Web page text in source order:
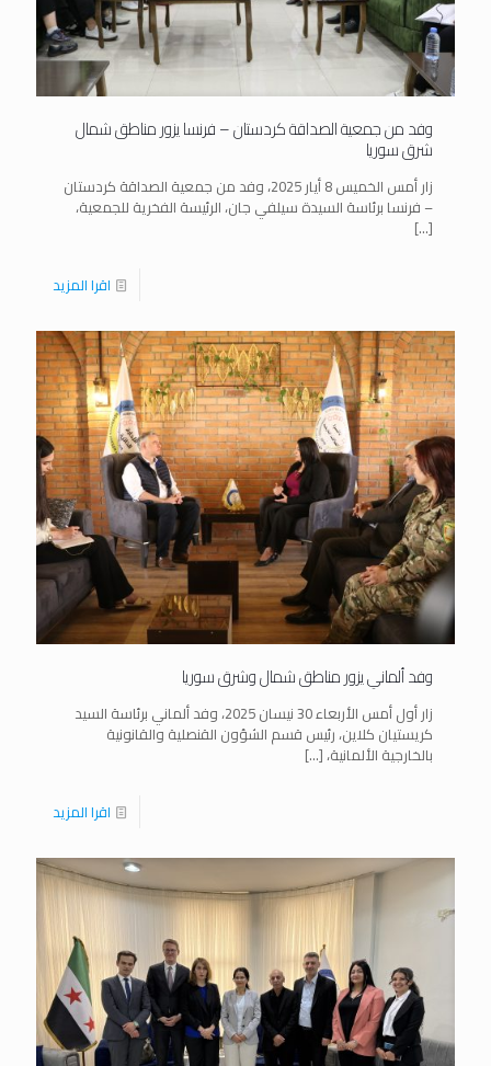
وفد من جمعية الصداقة كردستان – فرنسا يزور مناطق شمال
شرق سوريا
زار أمس الخميس 8 أيار 2025، وفد من جمعية الصداقة كردستان
– فرنسا برئاسة السيدة سيلفي جان، الرئيسة الفخرية للجمعية،
[…]
اقرا المزيد
وفد ألماني يزور مناطق شمال وشرق سوريا
زار أول أمس الأربعاء 30 نيسان 2025، وفد ألماني برئاسة السيد
كريستيان كلاين، رئيس قسم الشؤون القنصلية والقانونية
بالخارجية الألمانية،[…]
اقرا المزيد